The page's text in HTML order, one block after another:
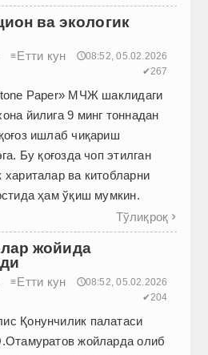
ва экологик
≡Етти кун
🕔08:52, 05.02.2026
✔267
Paper» МЧЖ шаклидаги
йилига 9 минг тоннадан
ишлаб чиқариш
Бу қоғозда чоп этилган
хариталар ва китобларни
ҳам ўқиш мумкин.
Тўлиқроқ 
жойида
≡Етти кун
🕔08:52, 05.02.2026
✔204
Қонунчилик палатаси
жойларда олиб